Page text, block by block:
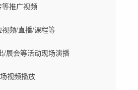
推广视频
频/直播/课程等
/展会等活动现场演播
视频播放